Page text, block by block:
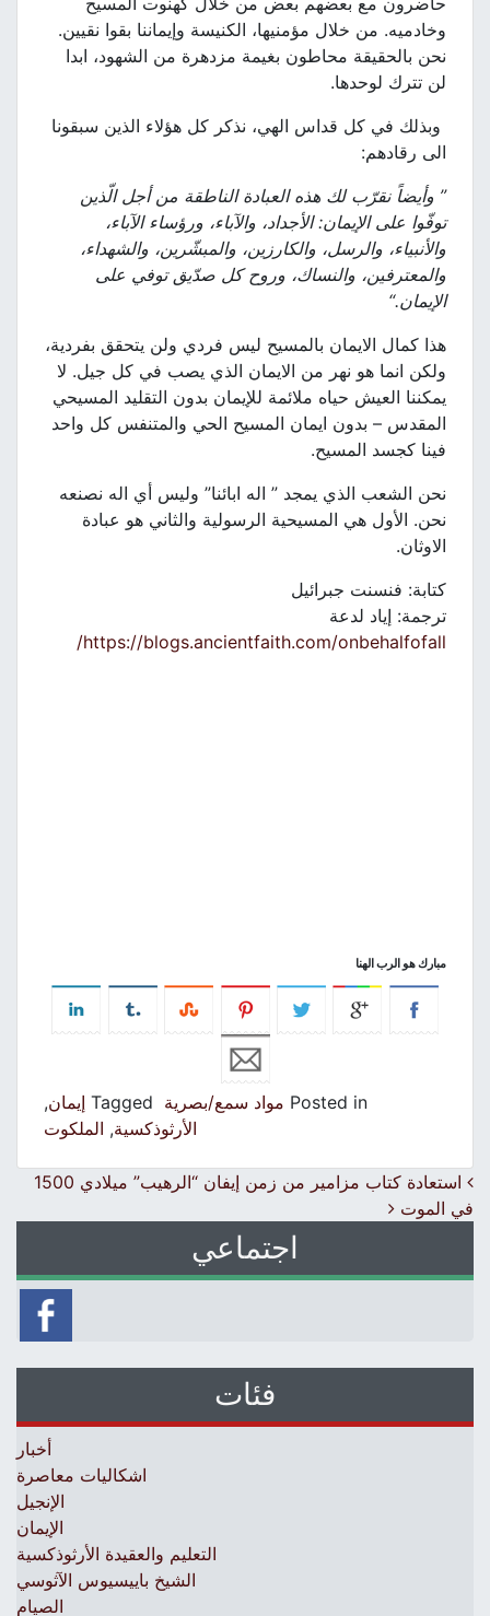
وخادميه. من خلال مؤمنيها، الكنيسة وإيماننا بقوا نقيين.
نحن بالحقيقة محاطون بغيمة مزدهرة من الشهود، ابدا
لن تترك لوحدها.
وبذلك في كل قداس الهي، نذكر كل هؤلاء الذين سبقونا
الى رقادهم:
” وأيضاً نقرّب لك هذه العبادة الناطقة من أجل الّذين
توفّوا على الإيمان: الأجداد، والآباء، ورؤساء الآباء،
والأنبياء، والرسل، والكارزين، والمبشّرين، والشهداء،
والمعترفين، والنساك، وروح كل صدّيق توفي على
الإيمان.
“
هذا كمال الايمان بالمسيح ليس فردي ولن يتحقق بفردية،
ولكن انما هو نهر من الايمان الذي يصب في كل جيل. لا
يمكننا العيش حياه ملائمة للإيمان بدون التقليد المسيحي
المقدس – بدون ايمان المسيح الحي والمتنفس كل واحد
فينا كجسد المسيح.
نحن الشعب الذي يمجد ” اله ابائنا” وليس أي اله نصنعه
نحن. الأول هي المسيحية الرسولية والثاني هو عبادة
الاوثان.
كتابة: فنسنت جبرائيل
ترجمة: إياد لدعة
https://blogs.ancientfaith.com/onbehalfofall/
مبارك هو الرب الهنا
Posted in مواد سمع/بصرية Tagged إيمان,
الأرثوذكسية,الملكوت
Post navigation
استعادة كتاب مزامير من زمن إيفان “الرهيب” ميلادي 1500
في الموت
اجتماعي
فئات
أخبار
اشكاليات معاصرة
الإنجيل
الإيمان
التعليم والعقيدة الأرثوذكسية
الشيخ باييسيوس الآثوسي
الصيام